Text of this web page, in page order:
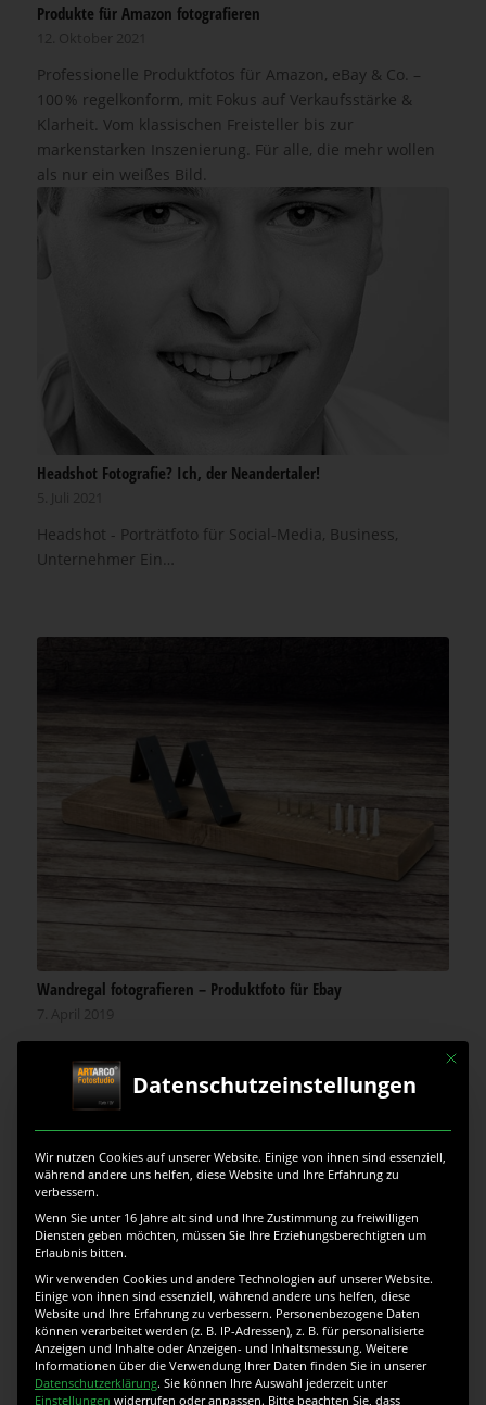
Produkte für Amazon fotografieren
Professionelle Produktfotos für Amazon, eBay & Co. –
100 % regelkonform, mit Fokus auf Verkaufsstärke &
Klarheit. Vom klassischen Freisteller bis zur
markenstarken Inszenierung. Für alle, die mehr wollen
als nur ein weißes Bild.
Headshot Fotografie? Ich, der Neandertaler!
Headshot - Porträtfoto für Social-Media, Business,
Unternehmer Ein…
Wandregal fotografieren – Produktfoto für Ebay
Wandregal aus Holz mit und ohne Dekoration
fotografieren.
Mit
Datenschutzeinstellungen
Wir nutzen Cookies auf unserer Website. Einige von ihnen sind essenziell,
während andere uns helfen, diese Website und Ihre Erfahrung zu
verbessern.
Wenn Sie unter 16 Jahre alt sind und Ihre Zustimmung zu freiwilligen
Diensten geben möchten, müssen Sie Ihre Erziehungsberechtigten um
Erlaubnis bitten.
Wir verwenden Cookies und andere Technologien auf unserer Website.
Einige von ihnen sind essenziell, während andere uns helfen, diese
Website und Ihre Erfahrung zu verbessern. Personenbezogene Daten
können verarbeitet werden (z. B. IP-Adressen), z. B. für personalisierte
Anzeigen und Inhalte oder Anzeigen- und Inhaltsmessung. Weitere
Informationen über die Verwendung Ihrer Daten finden Sie in unserer
Datenschutzerklärung. Sie können Ihre Auswahl jederzeit unter
Einstellungen widerrufen oder anpassen. Bitte beachten Sie, dass